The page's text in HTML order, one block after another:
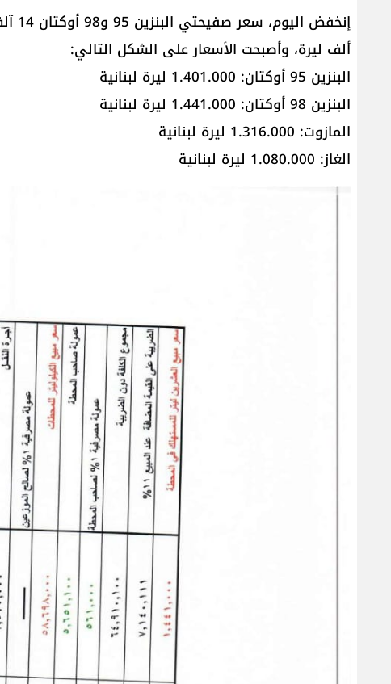
ألف ليرة، وأصبحت الأسعار على الشكل التالي:
البنزين 95 أوكتان: 1.401.000 ليرة لبنانية
البنزين 98 أوكتان: 1.441.000 ليرة لبنانية
المازوت: 1.316.000 ليرة لبنانية
الغاز: 1.080.000 ليرة لبنانية